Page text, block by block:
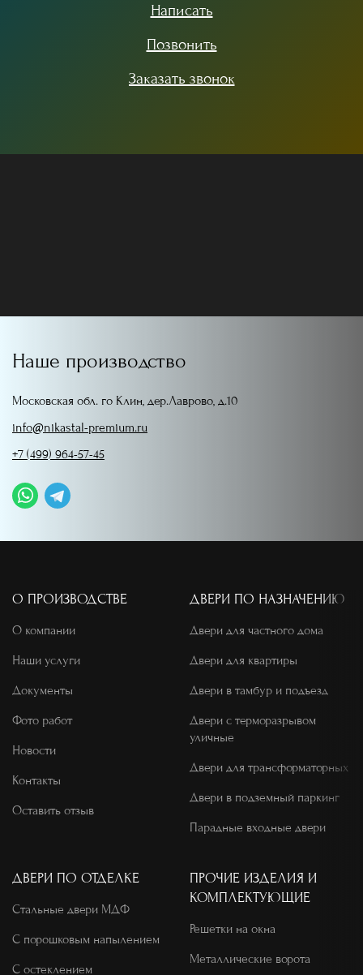
Написать
Позвонить
Заказать звонок
Наше производство
Московская обл. го Клин, дер.Лаврово, д.10
info@nikastal-premium.ru
+7 (499) 964-57-45
О ПРОИЗВОДСТВЕ
О компании
Наши услуги
Документы
Фото работ
Новости
Контакты
Оставить отзыв
ДВЕРИ ПО НАЗНАЧЕНИЮ
Двери для частного дома
Двери для квартиры
Двери в тамбур и подъезд
Двери с терморазрывом
уличные
Двери для трансформаторных
Двери в подземный паркинг
Парадные входные двери
ДВЕРИ ПО ОТДЕЛКЕ
Стальные двери МДФ
С порошковым напылением
С остеклением
ПРОЧИЕ ИЗДЕЛИЯ И
КОМПЛЕКТУЮЩИЕ
Решетки на окна
Металлические ворота